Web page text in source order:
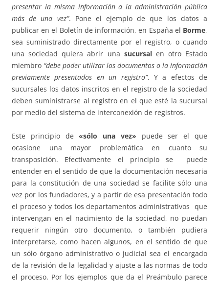
presentar la misma información a la administración pública
más de una vez”. Pone el ejemplo de que los datos a
publicar en el Boletín de información, en España el Borme,
sea suministrado directamente por el registro, o cuando
una sociedad quiera abrir una sucursalen otro Estado
miembro “debe poder utilizar los documentos o la información
previamente presentados en un registro”. Y a efectos de
sucursales los datos inscritos en el registro de la sociedad
deben suministrarse al registro en el que esté la sucursal
por medio del sistema de interconexión de registros.
Este principio de«sólo una vez» puede ser el que
ocasione una mayor problemática en cuanto su
transposición. Efectivamente el principio se puede
entender en el sentido de que la documentación necesaria
para la constitución de una sociedad se facilite sólo una
vez por los fundadores, y a partir de esa presentación todo
el proceso y todos los departamentos administrativos que
intervengan en el nacimiento de la sociedad, no puedan
requerir ningún otro documento, o también pudiera
interpretarse, como hacen algunos, en el sentido de que
un sólo órgano administrativo o judicial sea el encargado
de la revisión de la legalidad y ajuste a las normas de todo
el proceso. Por los ejemplos que da el Preámbulo parece